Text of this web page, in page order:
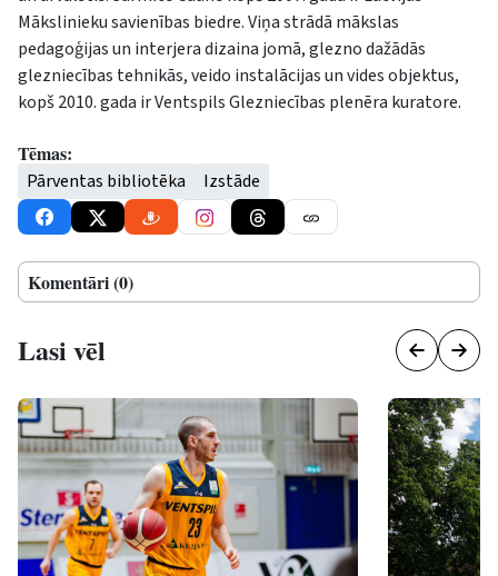
Mākslinieku savienības biedre. Viņa strādā mākslas
pedagoģijas un interjera dizaina jomā, glezno dažādās
glezniecības tehnikās, veido instalācijas un vides objektus,
kopš 2010. gada ir Ventspils Glezniecības plenēra kuratore.
Tēmas:
Pārventas bibliotēka Izstāde
Komentāri (0)
Lasi vēl